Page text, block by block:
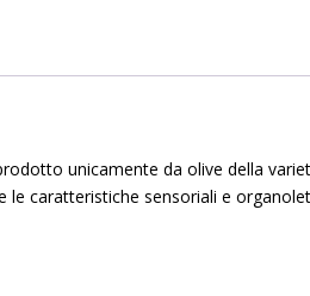
unicamente da olive della
caratteristiche sensoriali e